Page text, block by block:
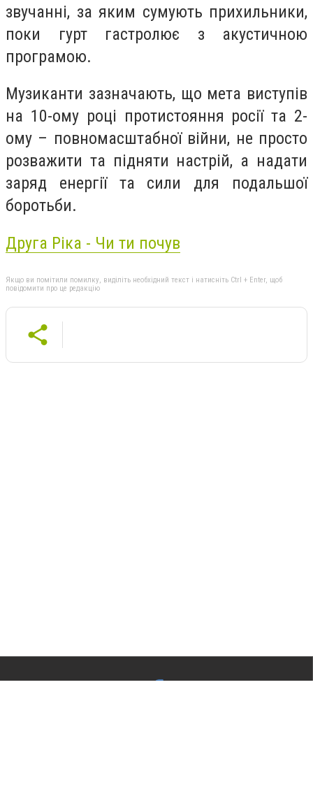
звучанні, за яким сумують прихильники,
поки гурт гастролює з акустичною
програмою.
Музиканти зазначають, що мета виступів
на 10-ому році протистояння росії та 2-
ому – повномасштабної війни, не просто
розважити та підняти настрій, а надати
заряд енергії та сили для подальшої
боротьби.
Друга Ріка - Чи ти почув
Якщо ви помітили помилку, виділіть необхідний текст і натисніть Ctrl + Enter, щоб
повідомити про це редакцію